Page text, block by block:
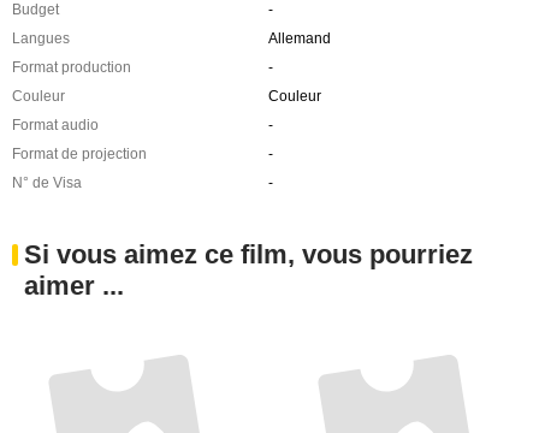
Budget
-
Langues
Allemand
Format production
-
Couleur
Couleur
Format audio
-
Format de projection
-
N° de Visa
-
Si vous aimez ce film, vous pourriez
aimer ...